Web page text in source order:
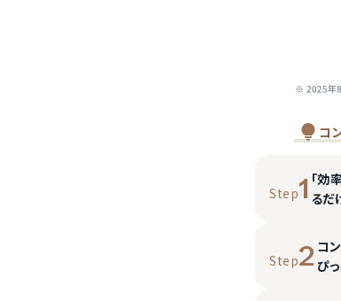
コ
Step1 「効
るだ
Step2 コ
ぴ